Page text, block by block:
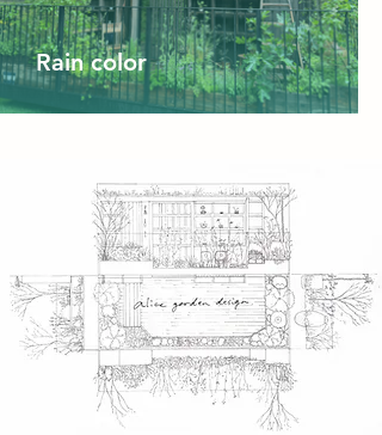
Rain color